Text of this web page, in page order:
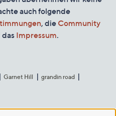
auch folgende
, die Community
das Impressum.
Garnet Hill
grandin road